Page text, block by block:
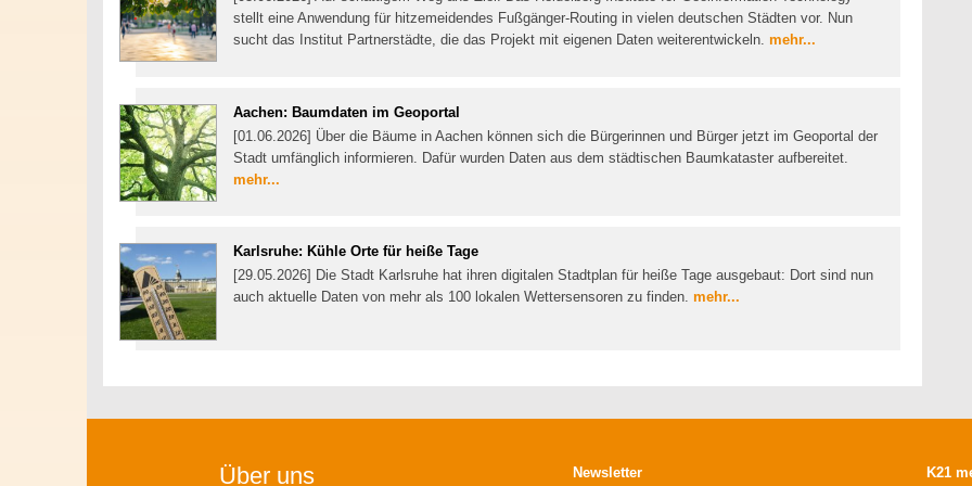
stellt eine Anwendung für hitzemeidendes Fußgänger-Routing in vielen deutschen Städten vor. Nun
sucht das Institut Partnerstädte, die das Projekt mit eigenen Daten weiterentwickeln. mehr...
Aachen: Baumdaten im Geoportal
[01.06.2026] Über die Bäume in Aachen können sich die Bürgerinnen und Bürger jetzt im Geoportal der
Stadt umfänglich informieren. Dafür wurden Daten aus dem städtischen Baumkataster aufbereitet.
mehr...
Karlsruhe: Kühle Orte für heiße Tage
[29.05.2026] Die Stadt Karlsruhe hat ihren digitalen Stadtplan für heiße Tage ausgebaut: Dort sind nun
auch aktuelle Daten von mehr als 100 lokalen Wettersensoren zu finden. mehr...
Über uns Newsletter K21